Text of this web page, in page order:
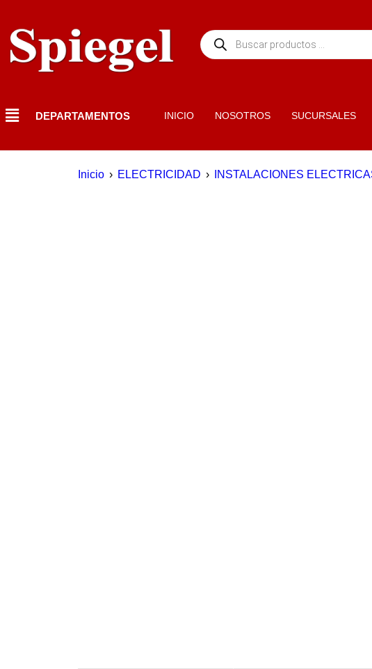
DEPARTAMENTOS INICIO NOSOTROS SUCURSALES
Inicio › ELECTRICIDAD › INSTALACIONES